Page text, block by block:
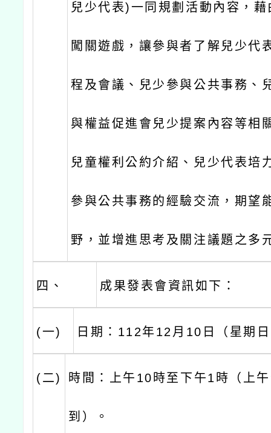
兒少代表)一同規劃活動內容，
闖關遊戲，讓參與者了解兒少代
程及會議、兒少參與公共事務、
與權益促進會兒少提案內容等相
兒童權利公約介紹、兒少代表培
參與公共事務的經驗交流，期望
野，並增進思考及關注議題之多
四、 成果發表會資訊如下：
(一) 日期：112年12月10日（星期
(二) 時間：上午10時至下午1時（上
到）。